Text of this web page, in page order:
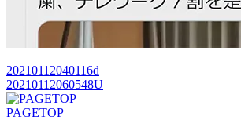
20210112040116d
20210112060548U
PAGETOP